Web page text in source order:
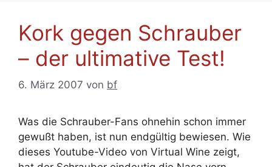
Kork gegen Schrauber
– der ultimative Test!
6. März 2007 von bf
Was die Schrauber-Fans ohnehin schon immer
gewußt haben, ist nun endgültig bewiesen. Wie
dieses Youtube-Video von Virtual Wine zeigt,